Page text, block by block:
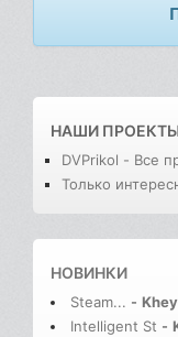
НАШИ
DVPrikol - Все
Только
НОВИНКИ
Steam... -
Intelligent St -